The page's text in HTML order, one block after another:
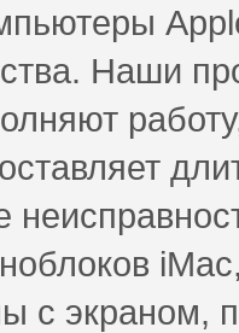
Наши
с экраном,